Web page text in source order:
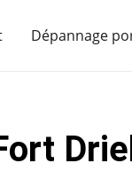
Dépannage